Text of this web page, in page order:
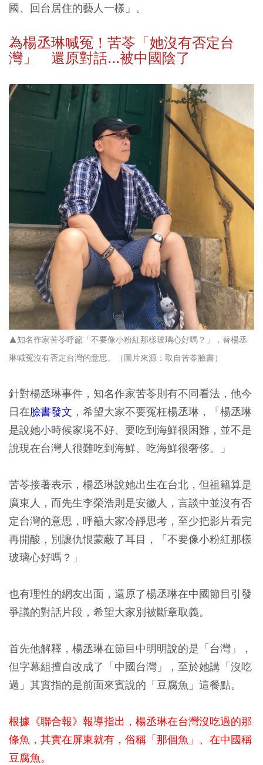
國、回台居住的藝人一樣」。
為楊丞琳喊冤！苦苓「她沒有否定台
灣」 還原對話...被中國陰了
▲知名作家苦苓呼籲「不要像小粉紅那樣玻璃心好嗎？」，替楊丞
琳喊冤沒有否定台灣的意思。（圖片來源：取自苦苓臉書）
針對楊丞琳事件，知名作家苦苓則有不同看法，他今
日在臉書發文 ，希望大家不要冤枉楊丞琳，「楊丞琳
是說她小時候家境不好、要吃到海鮮很困難，並不是
說現在台灣人很難吃到海鮮、吃海鮮很奢侈。」
苦苓接著表示，楊丞琳說她出生在台北，但祖籍算是
廣東人，而先生李榮浩則是安徽人，言談中並沒有否
定台灣的意思，呼籲大家冷靜思考，至少把影片看完
再開酸，別讓仇恨蒙蔽了耳目，「不要像小粉紅那樣
玻璃心好嗎？」
也有理性的網友出面，還原了楊丞琳在中國節目引發
爭議的對話片段，希望大家別被斷章取義。
首先他解釋，楊丞琳在節目中明明說的是「台灣」，
但字幕組擅自改成了「中國台灣」，至於她講「沒吃
過」其實指的是前面來賓說的「豆腐魚」這餐點。
根據《聯合報》報導指出，楊丞琳在台灣沒吃過的那
條魚，其實在屏東就有，俗稱「那個魚」、在中國稱
豆腐魚。